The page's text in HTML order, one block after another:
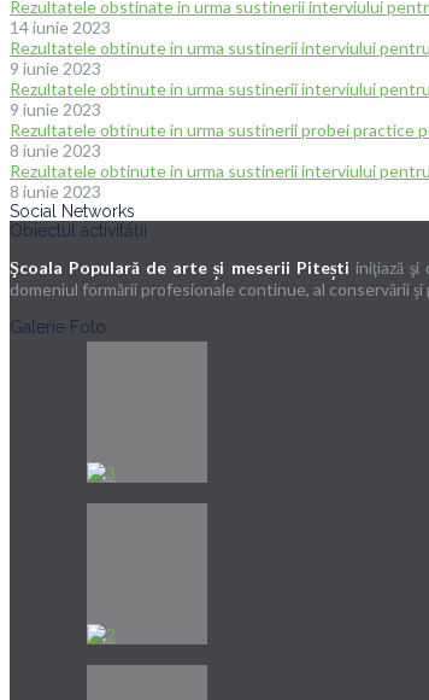
Rezultatele obstinate in urma sustinerii interviului
14 iunie 2023
Rezultatele obtinute in urma sustinerii interviului
9 iunie 2023
Rezultatele obtinute in urma sustinerii interviului
9 iunie 2023
Rezultatele obtinute in urma sustinerii probei practice
8 iunie 2023
Rezultatele obtinute in urma sustinerii interviului
8 iunie 2023
Social Networks
Obiectul activității
Şcoala Populară de arte și meserii Pitești iniţiază
domeniul formării profesionale continue, al conservării
Galerie Foto